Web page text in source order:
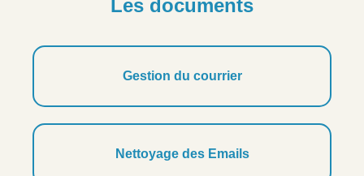
Les documents
Gestion du courrier
Nettoyage des Emails